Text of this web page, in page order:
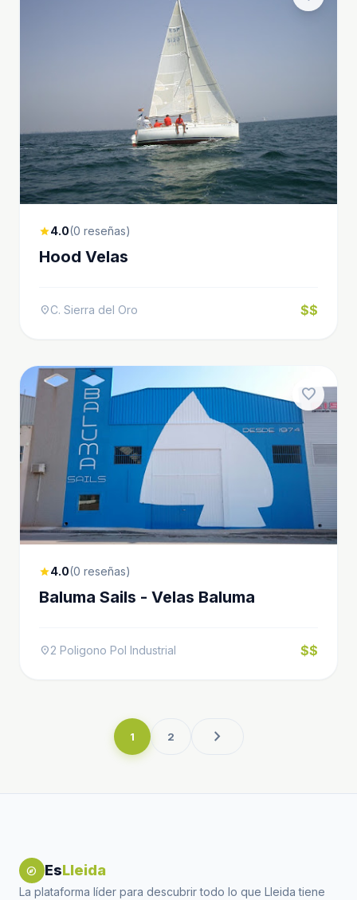
star4.0(0 reseñas)
Hood Velas
location_onC. Sierra del Oro $$
favorite
star4.0(0 reseñas)
Baluma Sails - Velas Baluma
location_on2 Poligono Pol Industrial $$
1 2 chevron_right
explore EsLleida
La plataforma líder para descubrir todo lo que Lleida tiene